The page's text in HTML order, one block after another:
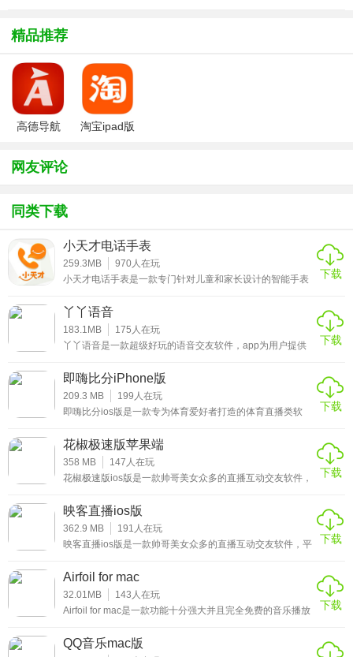
召集帖，成百上千的游戏好友将纷纷加入您的游戏阵营，如
此强大，会有没有游戏好友一说？不仅如此，鱼丸星球还提
式，定能让你的游戏房间燥起来！还在一个人默默的打游戏
上分？那多没意思
精品推荐
高德导航
淘宝ipad版
网友评论
同类下载
小天才电话手表
259.3MB 970人在玩
小天才电话手表是一款专门针对儿童和家长设计的智能手表
取您孩子的地理位置信息，并给孩子的智能手表发送语音、
文字，图片等信息，让沟通变得更加方便。此外，家长用户
还可以通过作息计划来设置、管理孩子的日常计划事项，如
通过定时提醒，自定义语音提醒等方式让孩子完成喝水、吃
下载
丫丫语音
183.1MB 175 人在玩
丫丫语音是一款超级好玩的语音交友软件，app为用户提供
于此，还能与不同用户实时互动，陪你一起玩到嗨，如果你
想要扩大你的社交圈，那就赶快来下载丫丫语音吧。
下载
即嗨比分iPhone版
209.3 MB 199 人在玩
即嗨比分ios版是一款专为体育爱好者打造的体育直播类软
毛球、乒乓球等各种体育赛事，用户可以随时在线查看最新
的赛事直播，轻松了解最终的赛果，还可以查看当下的热门
新闻，获取更多最新的体育赛事资讯，感兴趣的小伙伴赶紧
来下载这款即嗨比分ios版体验吧。
下载
花椒极速版苹果端
358 MB 147 人在玩
花椒极速版ios版是一款帅哥美女众多的直播互动交友软件，
于此，每天都会进行各种精彩的直播内容，并且支持连麦互
动，在观看直播的过程中，用户可以与喜欢的主播进行互
动，而且还可以与喜欢的主播进行互动，超有趣的社交方
式，感兴趣的小伙伴赶紧来下载这款花椒极速版ios版体验
下载
映客直播ios版
362.9 MB 191 人在玩
映客直播ios版是一款帅哥美女众多的直播互动交友软件，平
上快速聊天等方法，帮助用户轻松找到心仪的那个ta，而且
软件也有大量的美颜效果，让你时刻美美哒。同时软件的直
播内容丰富全面，视频画质超清晰，给用户带来最好的直播
观看体验，感兴趣的小伙伴赶紧来下载这款映客直播ios版体
下载
Airfoil for mac
32.01MB 143 人在玩
Airfoil for mac是一款功能十分强大并且完全免费的音乐播放
方式传送至另一台设备，使用户无需使用数据线或者网线进
行连接，十分方便实用。最重要的一点是，软件的传输速度
下载
QQ音乐mac版